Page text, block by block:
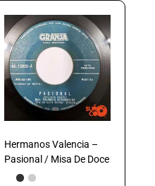
Hermanos Valencia –
Pasional / Misa De Doce